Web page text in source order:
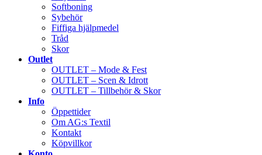
Softboning
Sybehör
Fiffiga hjälpmedel
Tråd
Skor
Outlet
OUTLET – Mode & Fest
OUTLET – Scen & Idrott
OUTLET – Tillbehör & Skor
Info
Öppettider
Om AG:s Textil
Kontakt
Köpvillkor